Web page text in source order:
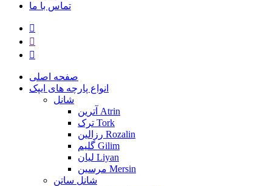
تماس با ما
صفحه اصلی
انواع پارچه های ایپک
شانل
آترین Atrin
ترک Tork
رزالین Rozalin
گلیم Gilim
لیان Liyan
مرسین Mersin
شانل ساتن